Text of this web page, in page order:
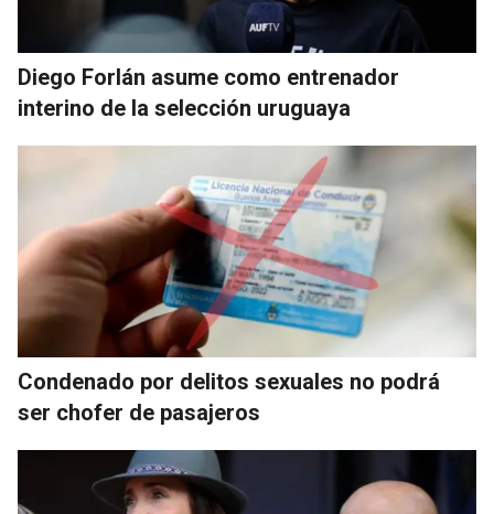
Diego Forlán asume como entrenador
interino de la selección uruguaya
Condenado por delitos sexuales no podrá
ser chofer de pasajeros